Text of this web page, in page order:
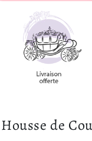
Housse de